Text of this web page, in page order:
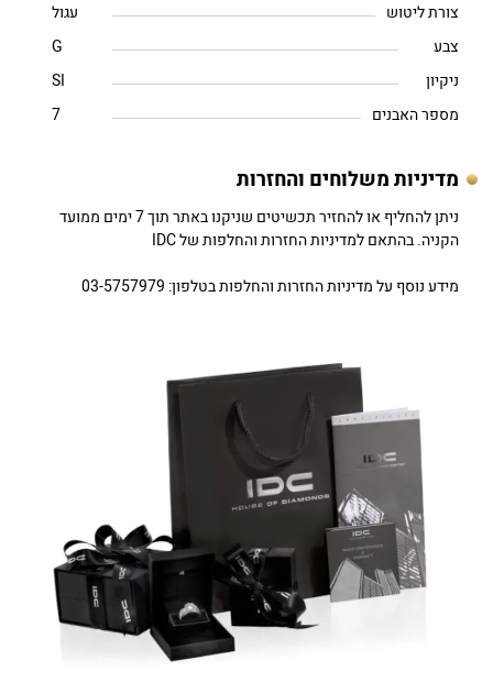
צורת ליטוש
עגול
צבע
G
ניקיון
SI
מספר האבנים
7
מדיניות משלוחים והחזרות
ניתן להחליף או להחזיר תכשיטים שניקנו באתר תוך 7 ימים ממועד
הקניה. בהתאם למדיניות החזרות והחלפות של IDC
מידע נוסף על מדיניות החזרות והחלפות בטלפון: 03-5757979